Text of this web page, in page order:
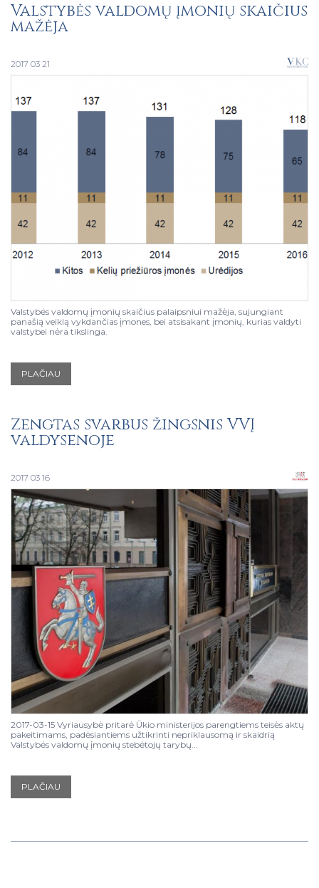
Valstybės valdomų įmonių skaičius
mažėja
2017 03 21
Valstybės valdomų įmonių skaičius palaipsniui mažėja, sujungiant
panašią veiklą vykdančias įmones, bei atsisakant įmonių, kurias valdyti
valstybei nėra tikslinga.
PLAČIAU
Žengtas svarbus žingsnis VVĮ
valdysenoje
2017 03 16
2017-03-15 Vyriausybė pritarė Ūkio ministerijos parengtiems teisės aktų
pakeitimams, padėsiantiems užtikrinti nepriklausomą ir skaidrią
Valstybės valdomų įmonių stebėtojų tarybų...
PLAČIAU